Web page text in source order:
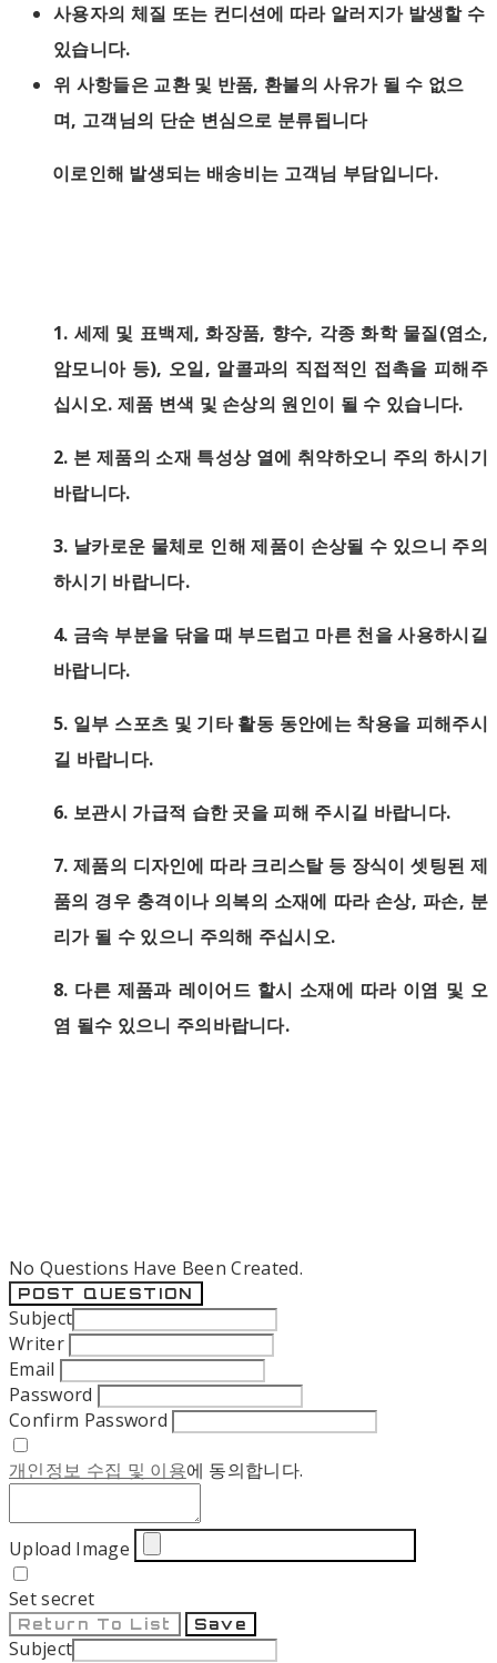
사용자의 체질 또는 컨디션에 따라 알러지가 발생할 수
있습니다.
위 사항들은 교환 및 반품, 환불의 사유가 될 수 없으
며, 고객님의 단순 변심으로 분류됩니다
이로인해 발생되는 배송비는 고객님 부담입니다.
1. 세제 및 표백제, 화장품, 향수, 각종 화학 물질(염소,
암모니아 등), 오일, 알콜과의 직접적인 접촉을 피해주
십시오. 제품 변색 및 손상의 원인이 될 수 있습니다.
2. 본 제품의 소재 특성상 열에 취약하오니 주의 하시기
바랍니다.
3. 날카로운 물체로 인해 제품이 손상될 수 있으니 주의
하시기 바랍니다.
4. 금속 부분을 닦을 때 부드럽고 마른 천을 사용하시길
바랍니다.
5. 일부 스포츠 및 기타 활동 동안에는 착용을 피해주시
길 바랍니다.
6. 보관시 가급적 습한 곳을 피해 주시길 바랍니다.
7.제품의 디자인에 따라 크리스탈 등 장식이 셋팅된 제
품의 경우 충격이나 의복의 소재에 따라 손상, 파손, 분
리가 될 수 있으니 주의해 주십시오.
8. 다른 제품과 레이어드 할시 소재에 따라 이염 및 오
염 될수 있으니 주의바랍니다.
No Questions Have Been Created.
POST QUESTION
Subject
Writer
Email
Password
Confirm Password
개인정보 수집 및 이용에 동의합니다.
Upload Image
Set secret
Return To List Save
Subject